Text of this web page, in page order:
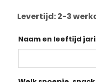
Levertijd: 2-3
Naam en leeftijd